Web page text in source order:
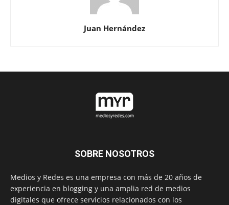
Juan Hernández
SOBRE NOSOTROS
Medios y Redes es una empresa con más de 20 años de
experiencia en blogging y una amplia red de medios
digitales que ofrece servicios relacionados con los